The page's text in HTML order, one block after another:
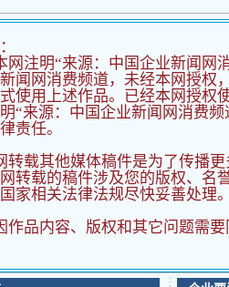
网注明“来源：中国企业新闻网
闻网消费频道，未经本网授权
使用上述作品。已经本网授权
“来源：中国企业新闻网消费
责任。
转载其他媒体稿件是为了传播
转载的稿件涉及您的版权、名
家相关法律法规尽快妥善处理。
作品内容、版权和其它问题需